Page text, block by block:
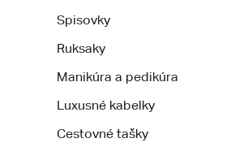
Spisovky
Ruksaky
Manikúra a pedikúra
Luxusné kabelky
Cestovné tašky